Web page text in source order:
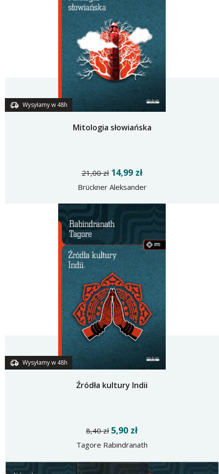
Wysyłamy w 48h
Mitologia słowiańska
21,00 zł 14,99 zł
Brückner Aleksander
Wysyłamy w 48h
Źródła kultury Indii
8,40 zł 5,90 zł
Tagore Rabindranath